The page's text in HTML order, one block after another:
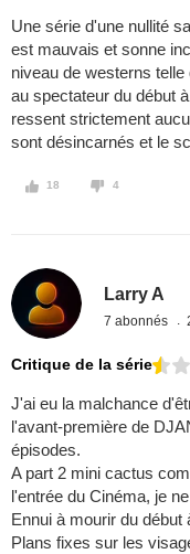
Une série d'une nullité
est mauvais et sonne
niveau de westerns
au spectateur du début
ressent strictement
sont désincarnés et le
18 4
Larry A
7 abonnés
Critique de la série
J'ai eu la malchance
l'avant-première de
épisodes.
A part 2 mini cactus
l'entrée du Cinéma, je
Ennui à mourir du début
Plans fixes sur les